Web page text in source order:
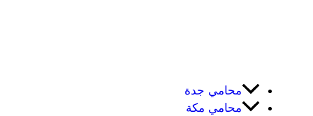
محامي جدة
محامي مكة